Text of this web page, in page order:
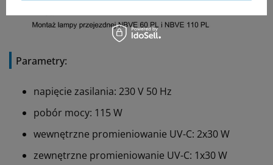
Parametry:
napięcie zasilania: 230 V 50 Hz
pobór mocy: 115 W
wewnętrzne promieniowanie UV-C: 2x30 W
zewnętrzne promieniowanie UV-C: 1x30 W